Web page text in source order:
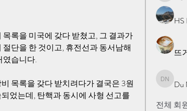
록을 미국에 갖다 받쳤고, 그 결과가
단을 한 것이고, 휴전선과 동서남해
였습니다.
목록을 갖다 받치려다가 결국은 3원
었는데, 탄핵과 동시에 사형 선고를
HS
뜨
Du Nan
Du
전체 회